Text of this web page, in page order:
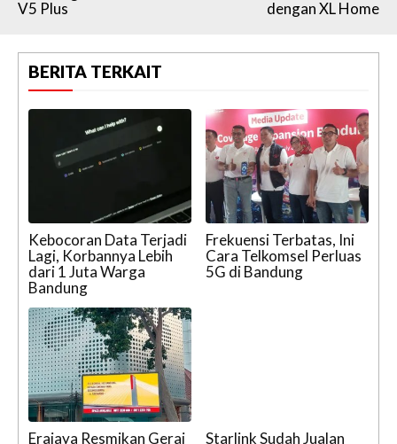
V5 Plus
dengan XL Home
BERITA TERKAIT
Kebocoran Data Terjadi
Lagi, Korbannya Lebih
dari 1 Juta Warga
Bandung
Frekuensi Terbatas, Ini
Cara Telkomsel Perluas
5G di Bandung
Erajaya Resmikan Gerai
Starlink Sudah Jualan